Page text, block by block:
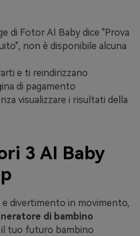
di Fotor AI Baby dice "Prova
non è disponibile alcuna
e ti reindirizzano
di pagamento
visualizzare i risultati della
3 AI Baby
divertimento in movimento,
di bambino
il tuo futuro bambino